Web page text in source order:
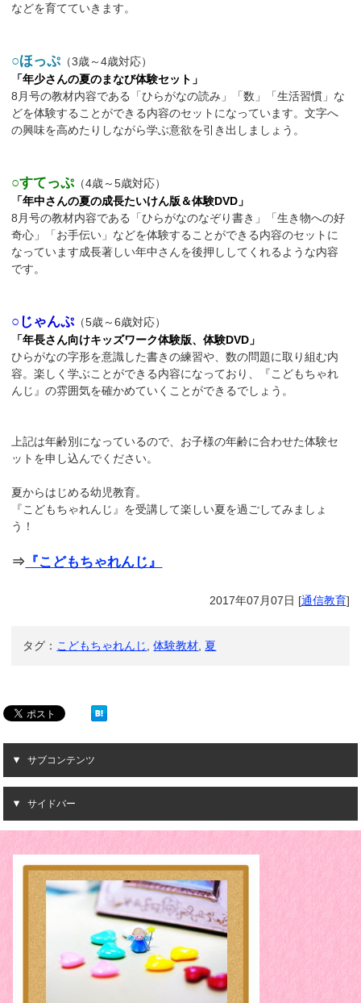
などを育てていきます。
○ほっぷ（3歳～4歳対応）
「年少さんの夏のまなび体験セット」
8月号の教材内容である「ひらがなの読み」「数」「生活習慣」な
どを体験することができる内容のセットになっています。文字へ
の興味を高めたりしながら学ぶ意欲を引き出しましょう。
○すてっぷ（4歳～5歳対応）
「年中さんの夏の成長たいけん版＆体験DVD」
8月号の教材内容である「ひらがなのなぞり書き」「生き物への好
奇心」「お手伝い」などを体験することができる内容のセットに
なっています成長著しい年中さんを後押ししてくれるような内容
です。
○じゃんぷ（5歳～6歳対応）
「年長さん向けキッズワーク体験版、体験DVD」
ひらがなの字形を意識した書きの練習や、数の問題に取り組む内
容。楽しく学ぶことができる内容になっており、『こどもちゃれ
んじ』の雰囲気を確かめていくことができるでしょう。
上記は年齢別になっているので、お子様の年齢に合わせた体験セ
ットを申し込んでください。
夏からはじめる幼児教育。
『こどもちゃれんじ』を受講して楽しい夏を過ごしてみましょ
う！
⇒ 『こどもちゃれんじ』
2017年07月07日 [通信教育]
タグ： こどもちゃれんじ ,体験教材 夏
サブコンテンツ
サイドバー